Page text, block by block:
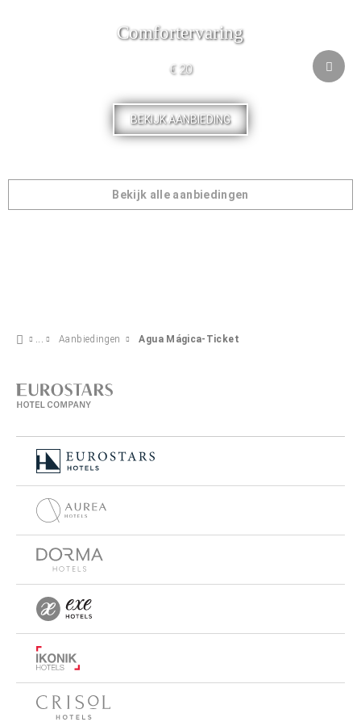
Comfortervaring
€ 20
BEKIJK AANBIEDING
Bekijk alle aanbiedingen
Aanbiedingen Agua Mágica-Ticket